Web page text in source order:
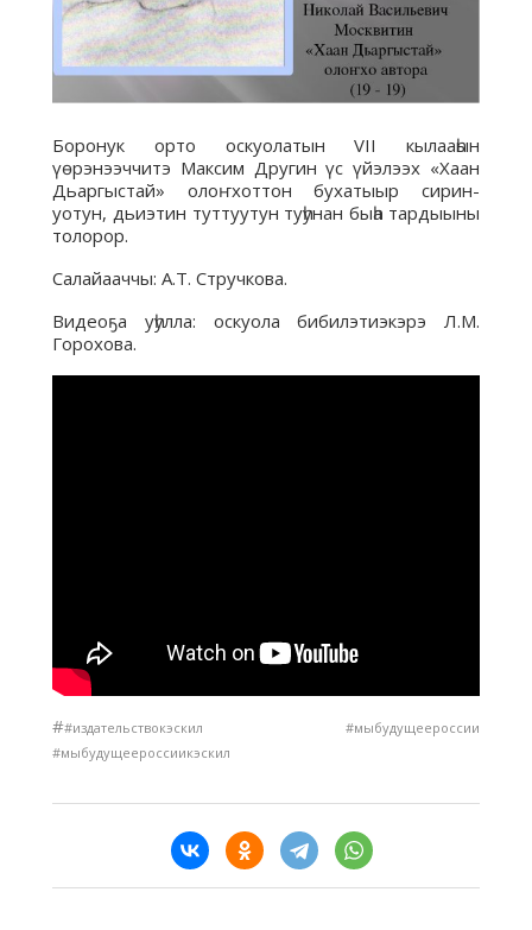
Боронук орто оскуолатын VII кылааһын
үөрэнээччитэ Максим Другин үс үйэлээх «Хаан
Дьаргыстай» олоҥхоттон бухатыыр сирин-
уотун, дьиэтин туттуутун туһунан быһа тардыыны
толорор.
Салайааччы: А.Т. Стручкова.
Видеоҕа уһулла: оскуола бибилэтиэкэрэ Л.М.
Горохова.
##издательствокэскил #мыбудущеероссии
#мыбудущеероссиикэскил